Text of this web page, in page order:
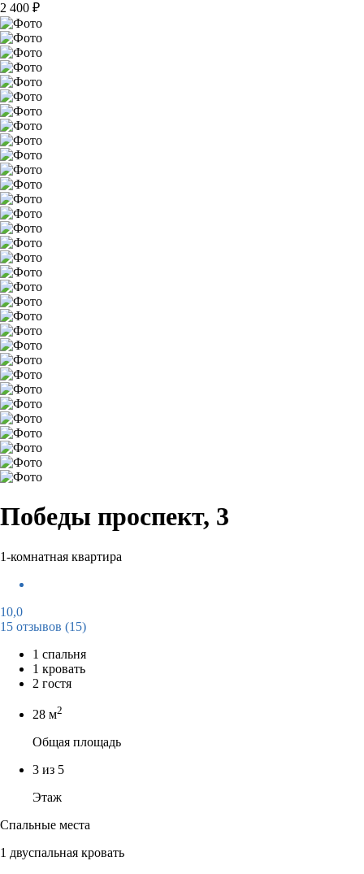
2 400 ₽
Победы проспект, 3
1-комнатная квартира
10,0
15 отзывов (15)
1 спальня
1 кровать
2 гостя
28 м2
Общая площадь
3 из 5
Этаж
Спальные места
1 двуспальная кровать